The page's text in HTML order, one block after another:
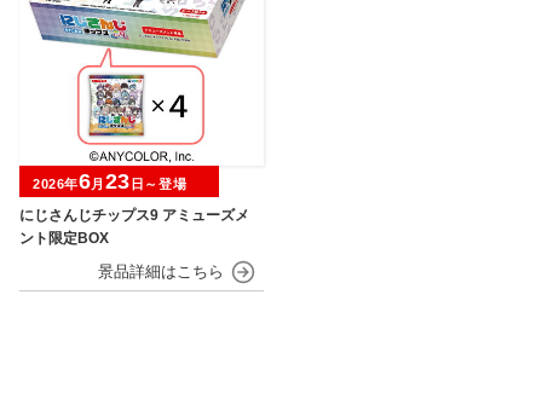
にじさんじチップス9 アミューズメ
ント限定BOX
2026年6月 23 日～登場